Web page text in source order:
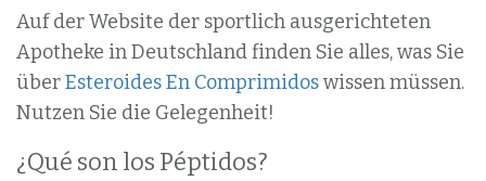
Auf der Website der sportlich ausgerichteten
Apotheke in Deutschland finden Sie alles, was Sie
überEsteroides En Comprimidoswissen müssen.
Nutzen Sie die Gelegenheit!
¿Qué son los Péptidos?